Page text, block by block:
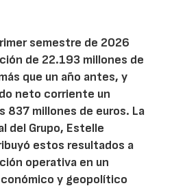
semestre de 2026
de 22.193 millones de
que un año antes, y
neto corriente un
837 millones de euros. La
del Grupo, Estelle
estos resultados a
operativa en un
y geopolítico